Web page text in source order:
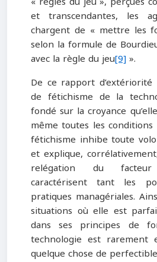
et transcendantes, les
chargent de « mettre les
selon la formule de
avec la règle du jeu[9]».
De ce rapport
de fétichisme de la
fondé sur la croyance
même toutes les conditions
fétichisme inhibe toute
et explique,
relégation du
caractérisent tant les
pratiques managériales.
situations où elle est
dans ses principes de
technologie est rarement
quelque chose de